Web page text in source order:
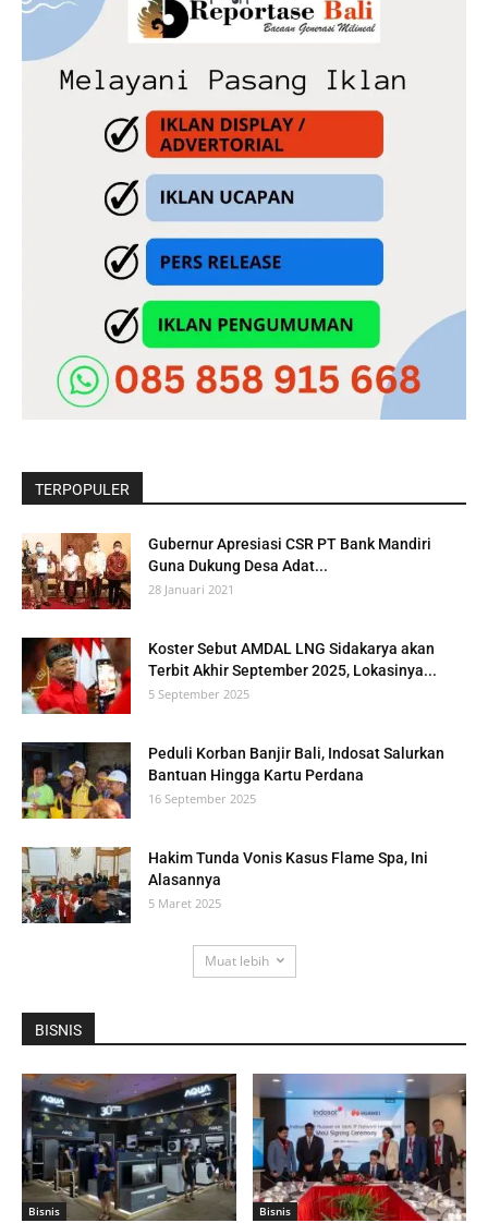
TERPOPULER
Gubernur Apresiasi CSR PT Bank Mandiri
Guna Dukung Desa Adat...
28 Januari 2021
Koster Sebut AMDAL LNG Sidakarya akan
Terbit Akhir September 2025, Lokasinya...
5 September 2025
Peduli Korban Banjir Bali, Indosat Salurkan
Bantuan Hingga Kartu Perdana
16 September 2025
Hakim Tunda Vonis Kasus Flame Spa, Ini
Alasannya
5 Maret 2025
Muat lebih
BISNIS
Bisnis Bisnis